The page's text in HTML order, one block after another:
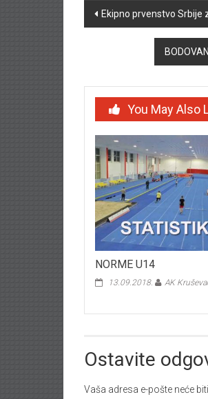
Post
Ekipno prvenstvo
You May Also
NORME U14
13.09.2018. AK
Ostavite
Vaša adresa e-pošte neće